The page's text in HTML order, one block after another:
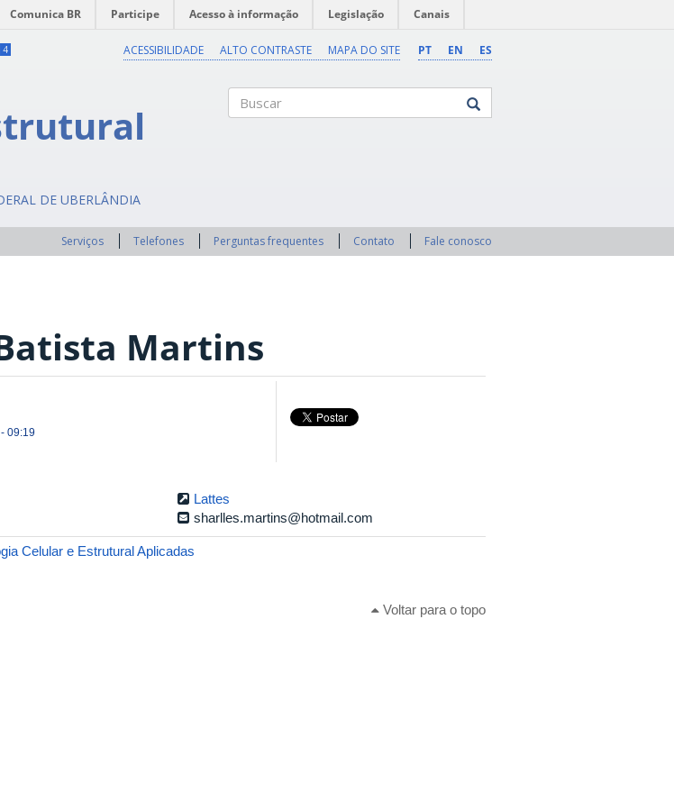
Comunica BR Participe Acesso à informação Legislação Canais
4 PT EN ES
ACESSIBILIDADE ALTO CONTRASTE MAPA DO SITE
DE UBERLÂNDIA
Serviços Telefones Perguntas frequentes Contato Fale conosco
Martins
09:19
Lattes
sharlles.martins@hotmail.com
Celular e Estrutural Aplicadas
Voltar para o topo